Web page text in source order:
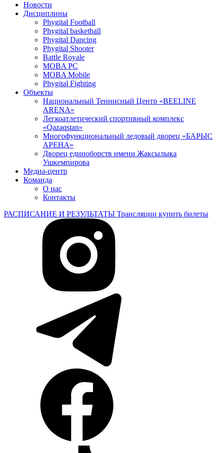
Новости
Дисциплины
Phygital Football
Phygital basketball
Phygital Dancing
Phygital Shooter
Battle Royale
MOBA PC
MOBA Mobile
Phygital Fighting
Объекты
Национальный Теннисный Центр «BEELINE
ARENA»
Легкоатлетический спортивный комплекс
«Qazaqstan»
Многофункциональный ледовый дворец «БАРЫС
АРЕНА»
Дворец единоборств имени Жаксылыка
Ушкемпирова
Медиа-центр
Команда
О нас
Контакты
РАСПИСАНИЕ И РЕЗУЛЬТАТЫ Трансляции купить билеты